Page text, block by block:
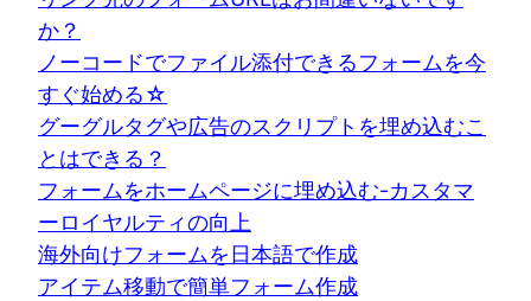
か？
ノーコードでファイル添付できるフォームを今
すぐ始める☆
グーグルタグや広告のスクリプトを埋め込むこ
とはできる？
フォームをホームページに埋め込む-カスタマ
ーロイヤルティの向上
海外向けフォームを日本語で作成
アイテム移動で簡単フォーム作成